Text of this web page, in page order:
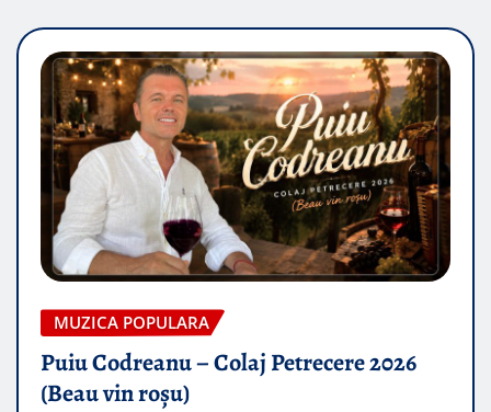
MUZICA POPULARA
Puiu Codreanu – Colaj Petrecere 2026
(Beau vin roșu)